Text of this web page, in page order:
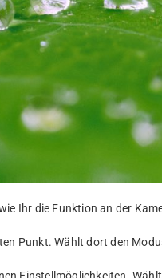
Ihr die Funktion an der
Punkt. Wählt dort den